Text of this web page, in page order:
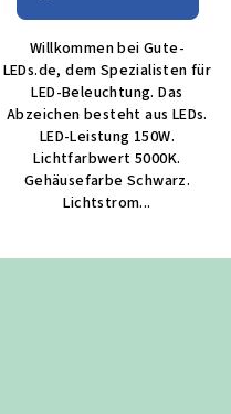
Willkommen bei Gute-
LEDs.de, dem Spezialisten für
LED-Beleuchtung. Das
Abzeichen besteht aus LEDs.
LED-Leistung 150W.
Lichtfarbwert 5000K.
Gehäusefarbe Schwarz.
Lichtstrom...